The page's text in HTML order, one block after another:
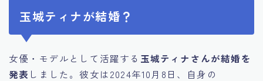
玉城ティナが結婚？
女優・モデルとして活躍する 玉城ティナさんが結婚を
発表 しました。彼女は2024年10月8日、自身の